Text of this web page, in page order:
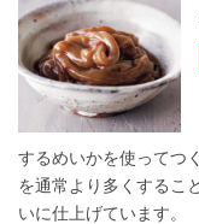
するめいかを使ってつ
を通常より多くするこ
いに仕上げています。